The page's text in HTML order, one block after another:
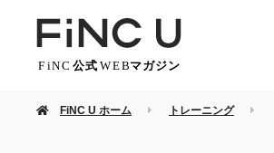
FiNC U ホーム トレーニング